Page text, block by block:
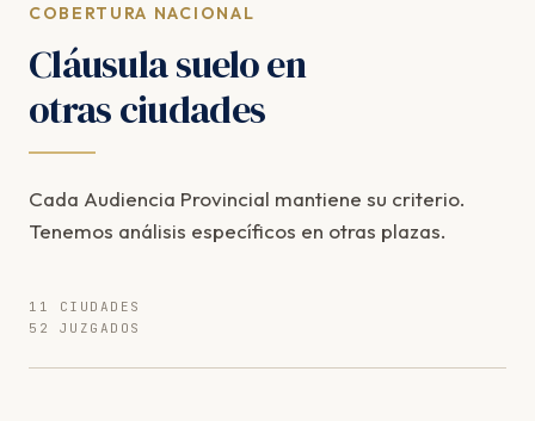
COBERTURA NACIONAL
Cláusula suelo en
otras ciudades
Cada Audiencia Provincial mantiene su criterio.
Tenemos análisis específicos en otras plazas.
11 CIUDADES
52 JUZGADOS